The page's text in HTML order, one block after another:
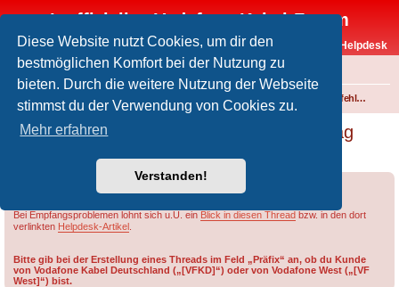
Diese Website nutzt Cookies, um dir den
bestmöglichen Komfort bei der Nutzung zu
bieten. Durch die weitere Nutzung der Webseite
stimmst du der Verwendung von Cookies zu.
Mehr erfahren
Verstanden!
Inoffizielles Vodafone-Kabel-Forum
Vodafone-Kabel-Helpdesk
FAQ
Foren-Übersicht Einspeisefehler und überregionale Störungen
[GELÖST][VFKD] TV-Ausfall den dritten Tag
Bei Empfangsproblemen lohnt sich u.U. ein Blick in diesen Thread bzw. in den dort
verlinkten Helpdesk-Artikel
Bitte gib bei der Erstellung eines Threads im Feld „Präfix“ an, ob du Kunde
von Vodafone Kabel Deutschland („[VFKD]“) oder von Vodafone West („[VF
West]“) bist.